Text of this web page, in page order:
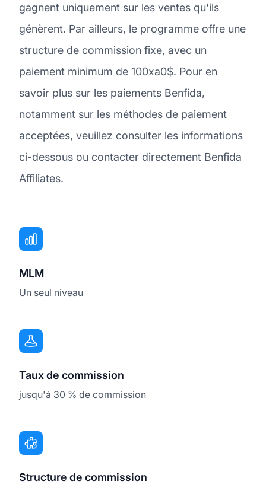
gagnent uniquement sur les ventes qu'ils
génèrent. Par ailleurs, le programme offre une
structure de commission fixe, avec un
paiement minimum de 100xa0$. Pour en
savoir plus sur les paiements Benfida,
notamment sur les méthodes de paiement
acceptées, veuillez consulter les informations
ci-dessous ou contacter directement Benfida
Affiliates.
MLM
Un seul niveau
Taux de commission
jusqu'à 30 % de commission
Structure de commission